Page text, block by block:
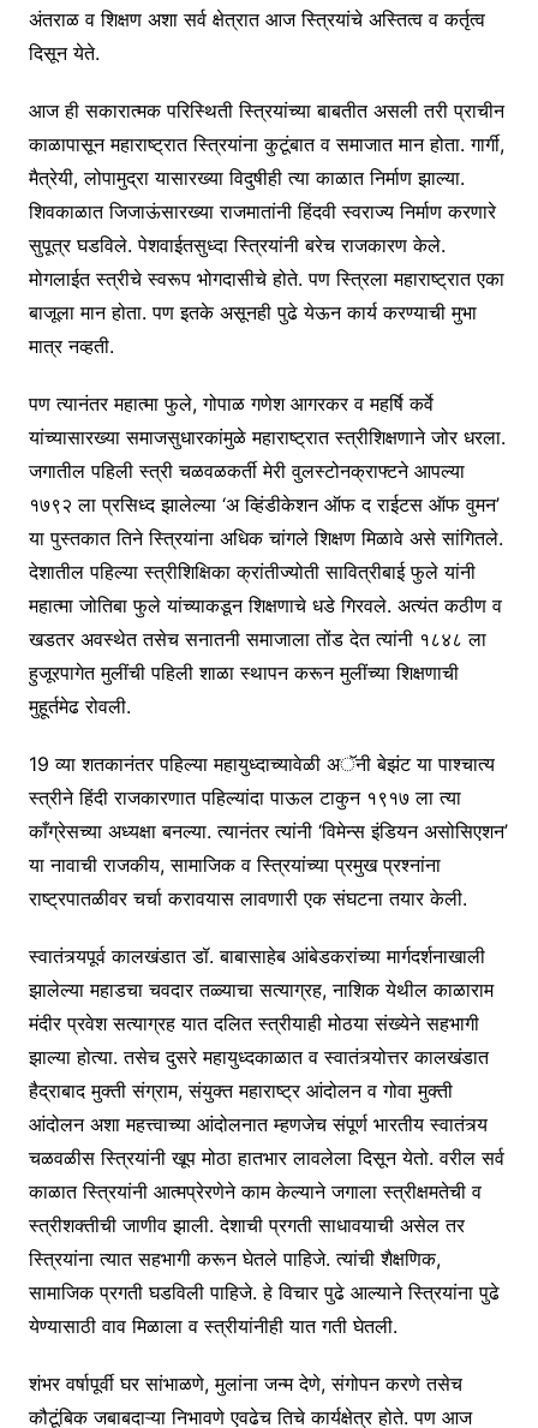
अंतराळ व शिक्षण अशा सर्व क्षेत्रात आज स्त्रियांचे अस्तित्व व कर्तृत्व
दिसून येते.
आज ही सकारात्मक परिस्थिती स्त्रियांच्या बाबतीत असली तरी प्राचीन
काळापासून महाराष्ट्रात स्त्रियांना कुटूंबात व समाजात मान होता. गार्गी,
मैत्रेयी, लोपामुद्रा यासारख्या विदुषीही त्या काळात निर्माण झाल्या.
शिवकाळात जिजाऊंसारख्या राजमातांनी हिंदवी स्वराज्य निर्माण करणारे
सुपूत्र घडविले. पेशवाईतसुध्दा स्त्रियांनी बरेच राजकारण केले.
मोगलाईत स्त्रीचे स्वरूप भोगदासीचे होते. पण स्त्रिला महाराष्ट्रात एका
बाजूला मान होता. पण इतके असूनही पुढे येऊन कार्य करण्याची मुभा
मात्र नव्हती.
पण त्यानंतर महात्मा फुले, गोपाळ गणेश आगरकर व महर्षि कर्वे
यांच्यासारख्या समाजसुधारकांमुळे महाराष्ट्रात स्त्रीशिक्षणाने जोर धरला.
जगातील पहिली स्त्री चळवळकर्ती मेरी वुलस्टोनक्राफ्टने आपल्या
१७९२ ला प्रसिध्द झालेल्या ‘अ व्हिंडीकेशन ऑफ द राईटस ऑफ वुमन’
या पुस्तकात तिने स्त्रियांना अधिक चांगले शिक्षण मिळावे असे सांगितले.
देशातील पहिल्या स्त्रीशिक्षिका क्रांतीज्योती सावित्रीबाई फुले यांनी
महात्मा जोतिबा फुले यांच्याकडून शिक्षणाचे धडे गिरवले. अत्यंत कठीण व
खडतर अवस्थेत तसेच सनातनी समाजाला तोंड देत त्यांनी १८४८ ला
हुजूरपागेत मुलींची पहिली शाळा स्थापन करून मुलींच्या शिक्षणाची
मुहूर्तमेढ रोवली.
19 व्या शतकानंतर पहिल्या महायुध्दाच्यावेळी अॅनी बेझंट या पाश्चात्य
स्त्रीने हिंदी राजकारणात पहिल्यांदा पाऊल टाकुन १९१७ ला त्या
काँग्रेसच्या अध्यक्षा बनल्या. त्यानंतर त्यांनी ‘विमेन्स इंडियन असोसिएशन’
या नावाची राजकीय, सामाजिक व स्त्रियांच्या प्रमुख प्रश्नांना
राष्ट्रपातळीवर चर्चा करावयास लावणारी एक संघटना तयार केली.
स्वातंत्र्यपूर्व कालखंडात डॉ. बाबासाहेब आंबेडकरांच्या मार्गदर्शनाखाली
झालेल्या महाडचा चवदार तळ्याचा सत्याग्रह, नाशिक येथील काळाराम
मंदीर प्रवेश सत्याग्रह यात दलित स्त्रीयाही मोठया संख्येने सहभागी
झाल्या होत्या. तसेच दुसरे महायुध्दकाळात व स्वातंत्र्योत्तर कालखंडात
हैद्राबाद मुक्ती संग्राम, संयुक्त महाराष्ट्र आंदोलन व गोवा मुक्ती
आंदोलन अशा महत्त्वाच्या आंदोलनात म्हणजेच संपूर्ण भारतीय स्वातंत्र्य
चळवळीस स्त्रियांनी खूप मोठा हातभार लावलेला दिसून येतो. वरील सर्व
काळात स्त्रियांनी आत्मप्रेरणेने काम केल्याने जगाला स्त्रीक्षमतेची व
स्त्रीशक्तीची जाणीव झाली. देशाची प्रगती साधावयाची असेल तर
स्त्रियांना त्यात सहभागी करून घेतले पाहिजे. त्यांची शैक्षणिक,
सामाजिक प्रगती घडविली पाहिजे. हे विचार पुढे आल्याने स्त्रियांना पुढे
येण्यासाठी वाव मिळाला व स्त्रीयांनीही यात गती घेतली.
शंभर वर्षापूर्वी घर सांभाळणे, मुलांना जन्म देणे, संगोपन करणे तसेच
कौटूंबिक जबाबदाऱ्या निभावणे एवढेच तिचे कार्यक्षेत्र होते. पण आज